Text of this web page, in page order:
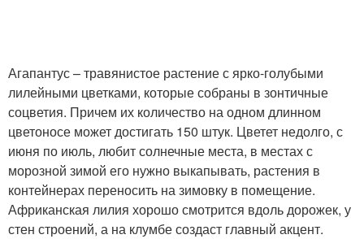
Агапантус – травянистое растение с ярко-голубыми
лилейными цветками, которые собраны в зонтичные
соцветия. Причем их количество на одном длинном
цветоносе может достигать 150 штук. Цветет недолго, с
июня по июль, любит солнечные места, в местах с
морозной зимой его нужно выкапывать, растения в
контейнерах переносить на зимовку в помещение.
Африканская лилия хорошо смотрится вдоль дорожек, у
стен строений, а на клумбе создаст главный акцент.